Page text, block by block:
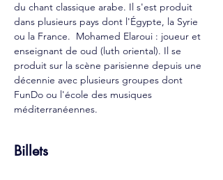
du chant classique arabe. Il s'est produit
dans plusieurs pays dont l'Égypte, la Syrie
ou la France.  Mohamed Elaroui : joueur et
enseignant de oud (luth oriental). Il se
produit sur la scène parisienne depuis une
décennie avec plusieurs groupes dont
FunDo ou l'école des musiques
méditerranéennes.
Billets